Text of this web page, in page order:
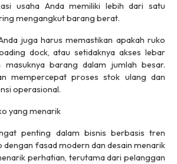
usaha Anda memiliki lebih dari satu
mengangkut barang berat.
juga harus memastikan apakah ruko
dock, atau setidaknya akses lebar
masuknya barang dalam jumlah besar.
mempercepat proses stok ulang dan
operasional.
yang menarik
penting dalam bisnis berbasis tren
dengan fasad modern dan desain menarik
perhatian, terutama dari pelanggan